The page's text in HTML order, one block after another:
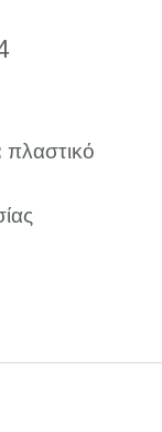
πλαστικό